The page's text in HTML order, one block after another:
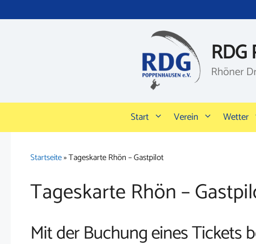
Inhalt
Rhöner
Start Verein Wetter
Startseite»Tageskarte Rhön – Gastpilot
Tageskarte Rhön –
Mit der Buchung eines Tickets